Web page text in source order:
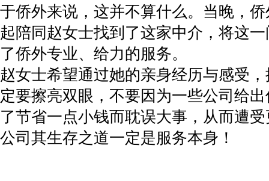
于侨外来说，这并不算什么。当晚，
起陪同赵女士找到了这家中介，将这
了侨外专业、给力的服务。
赵女士希望通过她的亲身经历与感受
定要擦亮双眼，不要因为一些公司给
了节省一点小钱而耽误大事，从而遭
公司其生存之道一定是服务本身！